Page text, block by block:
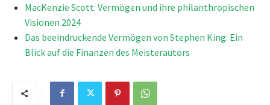
MacKenzie Scott: Vermögen und ihre philanthropischen
Visionen 2024
Das beeindruckende Vermögen von Stephen King: Ein
Blick auf die Finanzen des Meisterautors